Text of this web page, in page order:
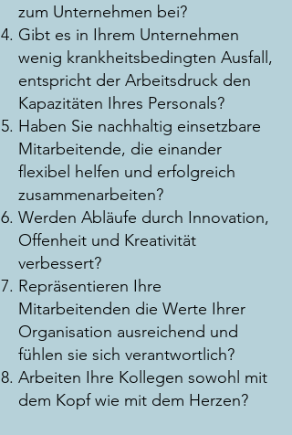
zum Unternehmen bei?
Gibt es in Ihrem Unternehmen
wenig krankheitsbedingten Ausfall,
entspricht der Arbeitsdruck den
Kapazitäten Ihres Personals?
Haben Sie nachhaltig einsetzbare
Mitarbeitende, die einander
flexibel helfen und erfolgreich
zusammenarbeiten?
Werden Abläufe durch Innovation,
Offenheit und Kreativität
verbessert?
Repräsentieren Ihre
Mitarbeitenden die Werte Ihrer
Organisation ausreichend und
fühlen sie sich verantwortlich?
Arbeiten Ihre Kollegen sowohl mit
dem Kopf wie mit dem Herzen?